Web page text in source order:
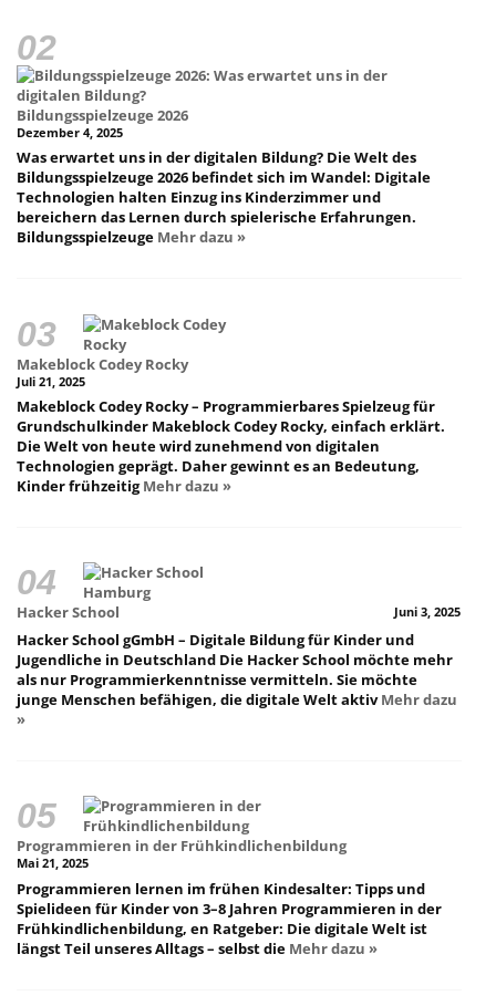
Bildungsspielzeuge 2026
Dezember 4, 2025
Was erwartet uns in der digitalen Bildung? Die Welt des
Bildungsspielzeuge 2026 befindet sich im Wandel: Digitale
Technologien halten Einzug ins Kinderzimmer und
bereichern das Lernen durch spielerische Erfahrungen.
Bildungsspielzeuge Mehr dazu »
Makeblock Codey Rocky
Juli 21, 2025
Makeblock Codey Rocky – Programmierbares Spielzeug für
Grundschulkinder Makeblock Codey Rocky, einfach erklärt.
Die Welt von heute wird zunehmend von digitalen
Technologien geprägt. Daher gewinnt es an Bedeutung,
Kinder frühzeitigMehr dazu »
Hacker School Juni 3, 2025
Hacker School gGmbH – Digitale Bildung für Kinder und
Jugendliche in Deutschland Die Hacker School möchte mehr
als nur Programmierkenntnisse vermitteln. Sie möchte
junge Menschen befähigen, die digitale Welt aktivMehr dazu
»
Programmieren in der Frühkindlichenbildung
Mai 21, 2025
Programmieren lernen im frühen Kindesalter: Tipps und
Spielideen für Kinder von 3–8 Jahren Programmieren in der
Frühkindlichenbildung, en Ratgeber: Die digitale Welt ist
längst Teil unseres Alltags – selbst die Mehr dazu »